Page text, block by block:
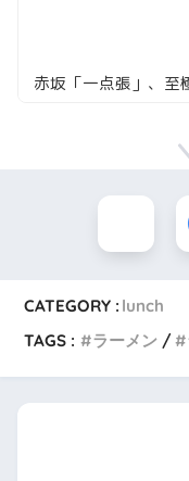
赤坂「一点張」、至
CATEGORY : lunch
TAGS :
ラーメン